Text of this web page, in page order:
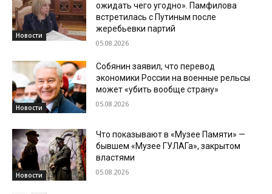
Новости
ожидать чего угодно». Памфилова
встретилась с Путиным после
жеребьевки партий
05.08.2026
Новости
Собянин заявил, что перевод
экономики России на военные рельсы
может «убить вообще страну»
05.08.2026
Новости
Что показывают в «Музее Памяти» —
бывшем «Музее ГУЛАГа», закрытом
властями
05.08.2026